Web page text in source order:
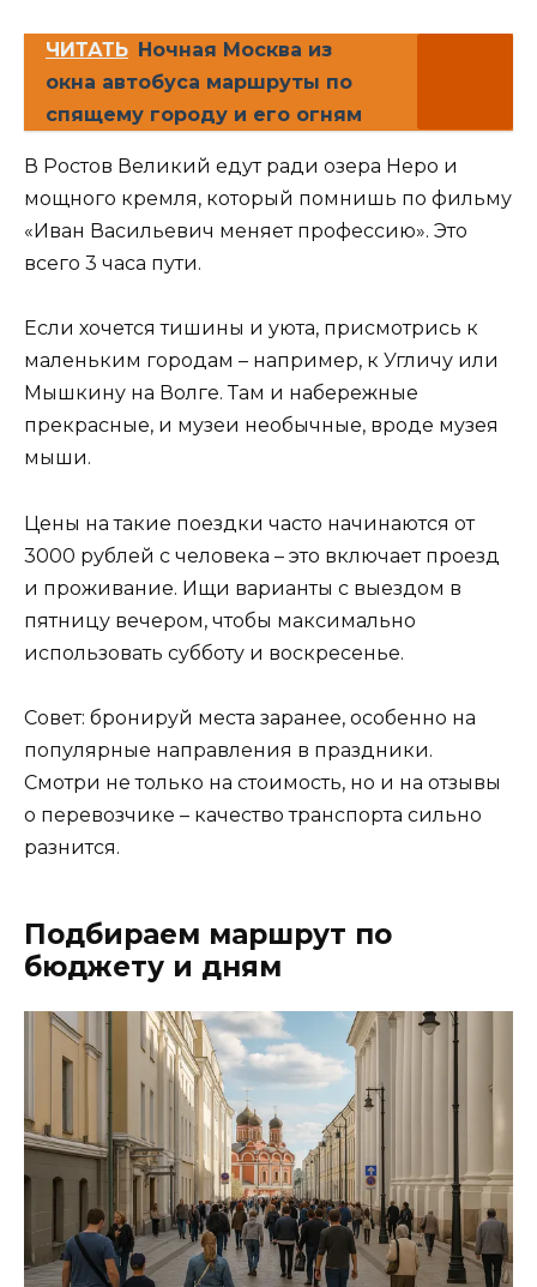
ЧИТАТЬ Ночная Москва из
окна автобуса маршруты по
спящему городу и его огням
В Ростов Великий едут ради озера Неро и
мощного кремля, который помнишь по фильму
«Иван Васильевич меняет профессию». Это
всего 3 часа пути.
Если хочется тишины и уюта, присмотрись к
маленьким городам – например, к Угличу или
Мышкину на Волге. Там и набережные
прекрасные, и музеи необычные, вроде музея
мыши.
Цены на такие поездки часто начинаются от
3000 рублей с человека – это включает проезд
и проживание. Ищи варианты с выездом в
пятницу вечером, чтобы максимально
использовать субботу и воскресенье.
Совет: бронируй места заранее, особенно на
популярные направления в праздники.
Смотри не только на стоимость, но и на отзывы
о перевозчике – качество транспорта сильно
разнится.
Подбираем маршрут по
бюджету и дням